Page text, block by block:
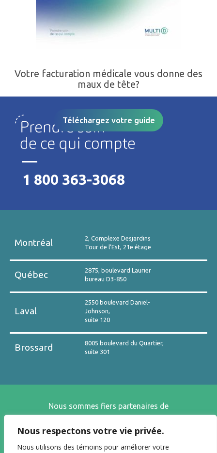
Nous respectons votre vie privée.
Nous utilisons des témoins pour améliorer votre
Votre facturation médicale vous donne des
maux de tête?
Téléchargez votre guide
1 800 363-3068
Montréal
2, Complexe Desjardins
Tour de l’Est, 21e étage
Québec
2875, boulevard Laurier
bureau D3-850
Laval
2550 boulevard Daniel-
Johnson,
suite 120
Brossard
8005 boulevard du Quartier,
suite 301
Nous sommes fiers partenaires de